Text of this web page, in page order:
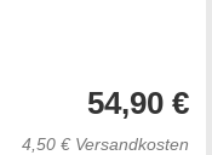
54,90 €
4,50 € Versandkosten